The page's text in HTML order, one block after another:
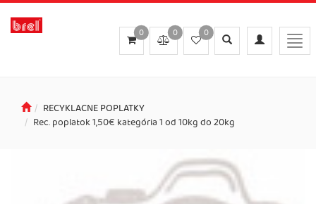
Toggle
navigation
Toggle
search
0
0
0
RECYKLACNE POPLATKY
Rec. poplatok 1,50€ kategória 1 od 10kg do 20kg